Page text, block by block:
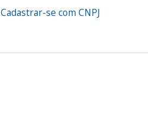
Cadastrar-se com CNPJ